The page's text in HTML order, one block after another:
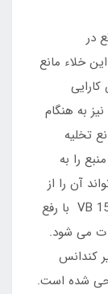
در
خلاء مانع
به هنگام
تخلیه
را به
آن را از
فرم اصلی خود خارج کند. ولو خلاء شکن VB 15-02 با رفع
ت می شود.
کندانس
شده است.